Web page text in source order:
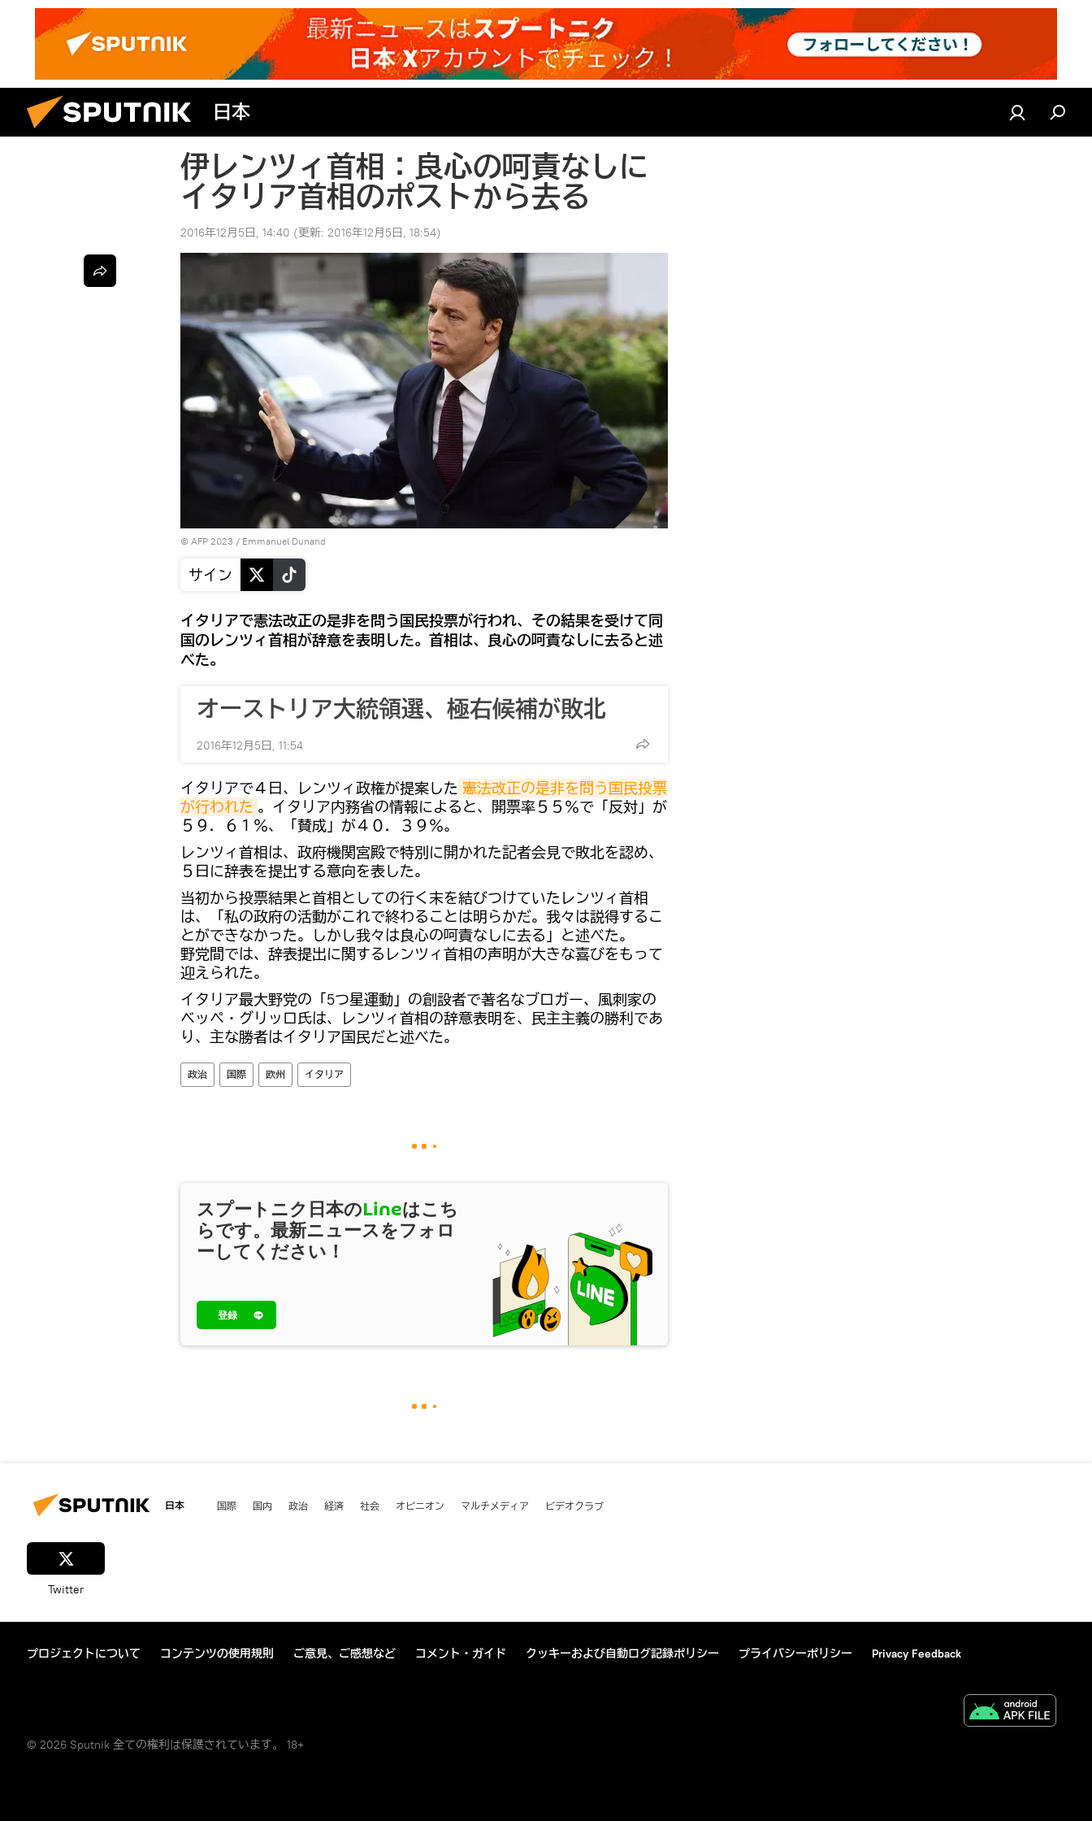
日本
伊レンツィ首相：良心の呵責なしに
イタリア首相のポストから去る
2016年12月5日, 14:40 (更新: 2016年12月5日, 18:54)
© AFP 2023 / Emmanuel Dunand
サイン
イタリアで憲法改正の是非を問う国民投票が行われ、その結果を受けて同
国のレンツィ首相が辞意を表明した。首相は、良心の呵責なしに去ると述
べた。
オーストリア大統領選、極右候補が敗北
2016年12月5日, 11:54
イタリアで４日、レンツィ政権が提案した 憲法改正の是非を問う国民投票
が行われた 。イタリア内務省の情報によると、開票率５５％で「反対」が
５９．６１％、「賛成」が４０．３９％。
レンツィ首相は、政府機関宮殿で特別に開かれた記者会見で敗北を認め、
５日に辞表を提出する意向を表した。
当初から投票結果と首相としての行く末を結びつけていたレンツィ首相
は、「私の政府の活動がこれで終わることは明らかだ。我々は説得するこ
とができなかった。しかし我々は良心の呵責なしに去る」と述べた。
野党間では、辞表提出に関するレンツィ首相の声明が大きな喜びをもって
迎えられた。
イタリア最大野党の「5つ星運動」の創設者で著名なブロガー、風刺家の
ベッペ・グリッロ氏は、レンツィ首相の辞意表明を、民主主義の勝利であ
り、主な勝者はイタリア国民だと述べた。
政治 国際 欧州 イタリア
スプートニク日本のLineはこち
らです。最新ニュースをフォロ
ーしてください！
登録
日本 国際 国内 政治 経済 社会 オピニオン マルチメディア ビデオクラブ
Twitter
プロジェクトについて コンテンツの使用規則 ご意見、ご感想など コメント・ガイド クッキーおよび自動ログ記録ポリシー プライバシーポリシー Privacy Feedback
© 2026 Sputnik 全ての権利は保護されています。 18+